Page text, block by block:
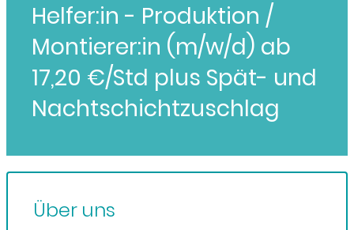
Helfer:in - Produktion /
Montierer:in (m/w/d) ab
17,20 €/Std plus Spät- und
Nachtschichtzuschlag
Über uns